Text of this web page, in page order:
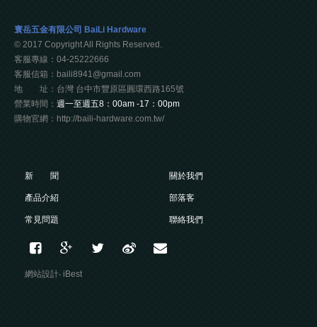
寰岳五金有限公司 BaiLi Hardware
© 2017 Copyright All Rights Reserved.
客服專線：04-25222666
客服信箱：baili8941@gmail.com
地 址：台灣 台中市豐原區圓環西路165號
營業時間： 週一至週五8：00am -17：00pm
購物官網：http://baili-hardware.com.tw/
新 聞 關於我們
產品介紹 部落客
常見問題 聯絡我們
網站設計‧ iBest